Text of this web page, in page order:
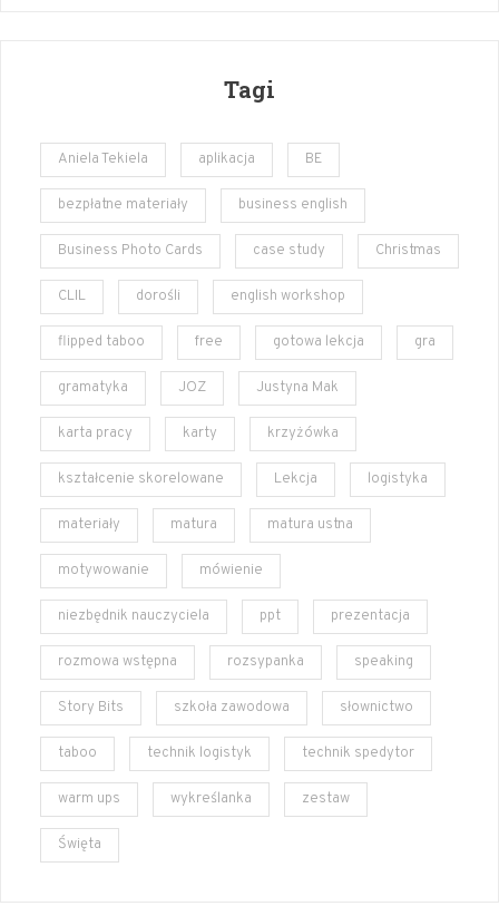
Tagi
Aniela Tekiela aplikacja BE
bezpłatne materiały business english
Business Photo Cards case study Christmas
CLIL dorośli english workshop
flipped taboo free gotowa lekcja gra
gramatyka JOZ Justyna Mak
karta pracy karty krzyżówka
kształcenie skorelowane Lekcja logistyka
materiały matura matura ustna
motywowanie mówienie
niezbędnik nauczyciela ppt prezentacja
rozmowa wstępna rozsypanka speaking
Story Bits szkoła zawodowa słownictwo
taboo technik logistyk technik spedytor
warm ups wykreślanka zestaw
Święta